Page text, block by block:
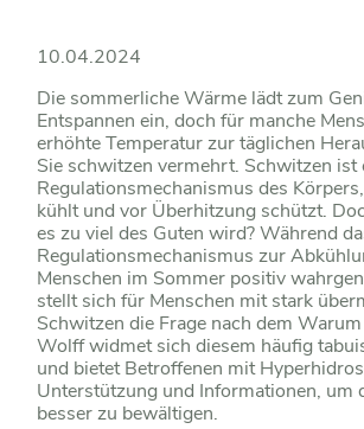
10.04.2024
Die sommerliche Wärme lädt zum
Entspannen ein, doch für manche
erhöhte Temperatur zur täglichen
Sie schwitzen vermehrt. Schwitzen ist
Regulationsmechanismus des
kühlt und vor Überhitzung schützt.
es zu viel des Guten wird? Während
Regulationsmechanismus zur
Menschen im Sommer positiv
stellt sich für Menschen mit stark
Schwitzen die Frage nach dem
Wolff widmet sich diesem häufig
und bietet Betroffenen mit
Unterstützung und Informationen, um
besser zu bewältigen.